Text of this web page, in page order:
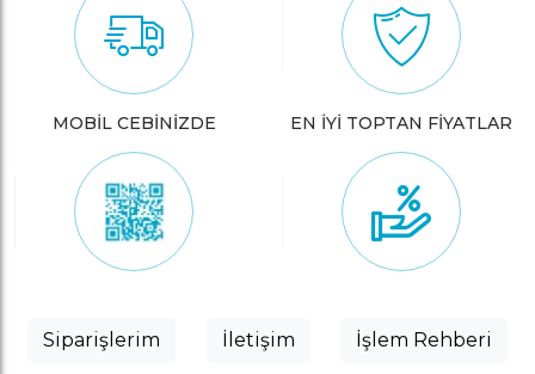
MOBİL CEBİNİZDE EN İYİ TOPTAN FİYATLAR
Siparişlerim İletişim İşlem Rehberi